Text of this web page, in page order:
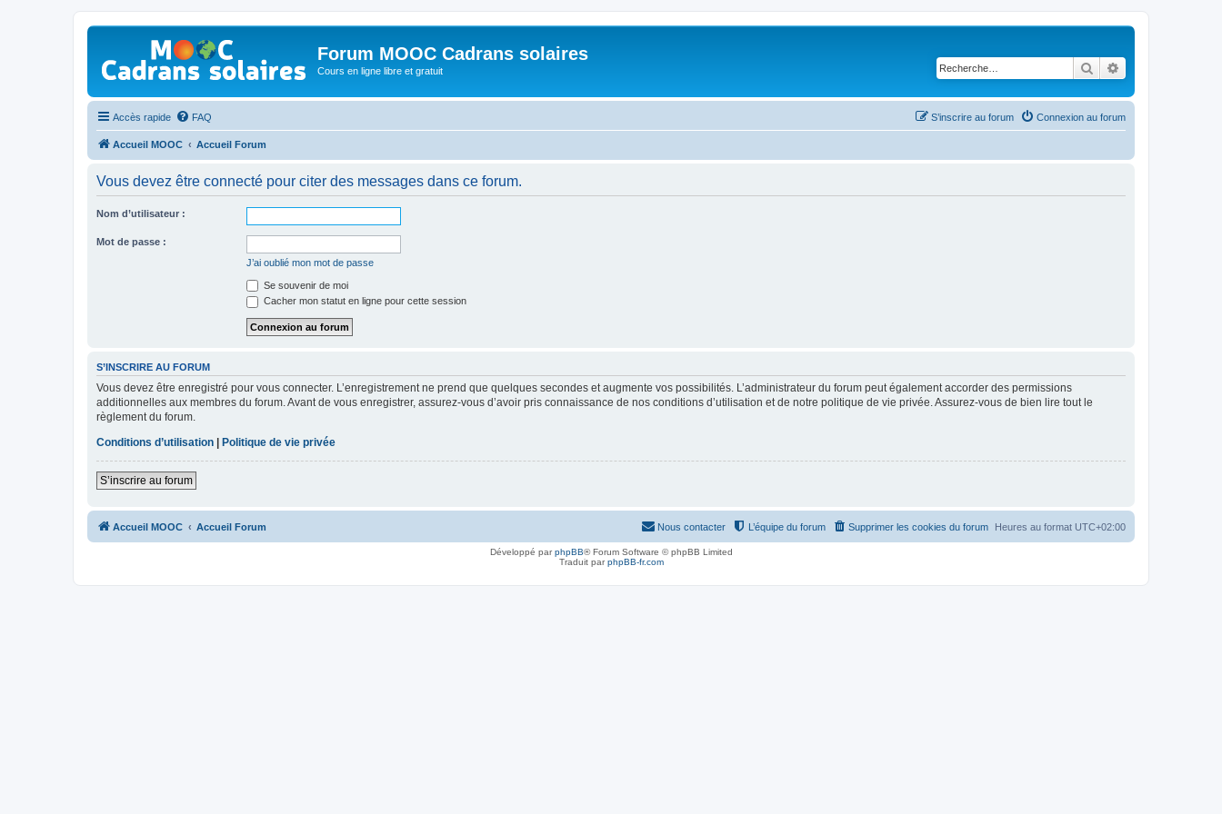
Forum MOOC Cadrans solaires
Cours en ligne libre et gratuit Rechercher
Accès rapide FAQ Connexion au forum
S’inscrire au forum
Accueil MOOC Accueil Forum
Vous devez être connecté pour citer des messages dans ce forum.
Nom d’utilisateur :
Mot de passe :
J’ai oublié mon mot de passe
Se souvenir de moi
Cacher mon statut en ligne pour cette session
S’INSCRIRE AU FORUM
Vous devez être enregistré pour vous connecter. L’enregistrement ne prend que quelques secondes et augmente vos possibilités. L’administrateur du forum peut également accorder des permissions
additionnelles aux membres du forum. Avant de vous enregistrer, assurez-vous d’avoir pris connaissance de nos conditions d’utilisation et de notre politique de vie privée. Assurez-vous de bien lire tout le
règlement du forum.
Conditions d’utilisation
Politique de vie privée
S’inscrire au forum
Accueil MOOC Accueil Forum Heures au format UTC+02:00
Supprimer les cookies du forum
L’équipe du forum
Nous contacter
Développé parphpBB® Forum Software © phpBB Limited
Traduit parphpBB-fr.com